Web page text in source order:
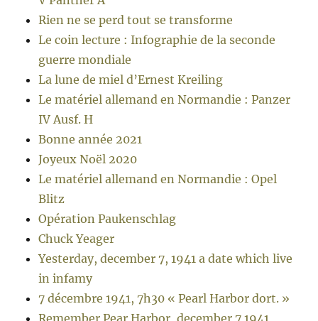
Rien ne se perd tout se transforme
Le coin lecture : Infographie de la seconde
guerre mondiale
La lune de miel d’Ernest Kreiling
Le matériel allemand en Normandie : Panzer
IV Ausf. H
Bonne année 2021
Joyeux Noël 2020
Le matériel allemand en Normandie : Opel
Blitz
Opération Paukenschlag
Chuck Yeager
Yesterday, december 7, 1941 a date which live
in infamy
7 décembre 1941, 7h30 « Pearl Harbor dort. »
Remember Pear Harbor, december 7 1941